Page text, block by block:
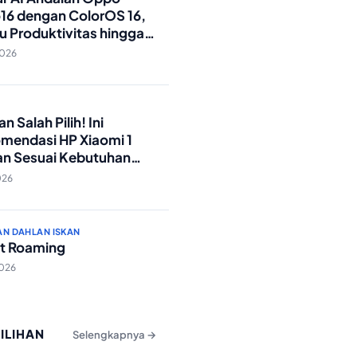
dengan ColorOS 16,
Produktivitas hingga
Lebih Praktis
Salah Pilih! Ini
HP Xiaomi 1
Sesuai Kebutuhan
DAHLAN ISKAN
Roaming
Selengkapnya →